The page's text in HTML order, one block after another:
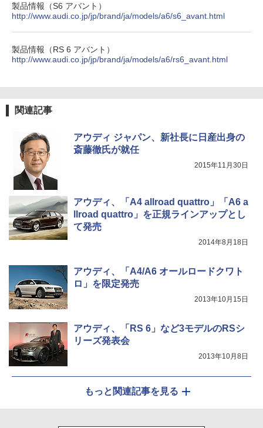
製品情報（S6 アバント）
http://www.audi.co.jp/jp/brand/ja/models/a6/s6_avant.html
製品情報（RS 6 アバント）
http://www.audi.co.jp/jp/brand/ja/models/a6/rs6_avant.html
関連記事
アウディ ジャパン、新社長に日産出身の
斎藤徹氏が就任
2015年11月30日
アウディ、「A4 allroad quattro」「A6 a
llroad quattro」を正規ラインアップとし
て発売
2014年8月18日
アウディ、「A4/A6 オールロードクワト
ロ」を限定発売
2013年10月15日
アウディ、「RS 6」など3モデルのRSシ
リーズ発表会
2013年10月8日
もっと関連記事を見る